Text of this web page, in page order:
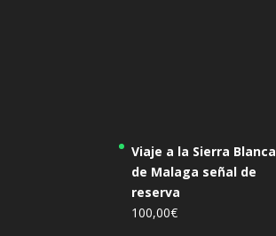
Viaje a la Sierra Blanca
de Malaga señal de
reserva
100,00€